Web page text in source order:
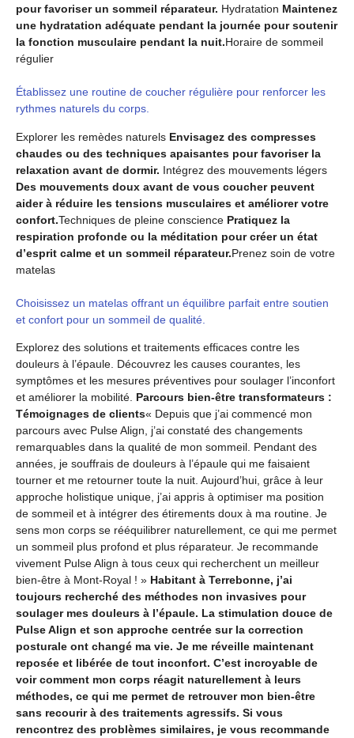
pour favoriser un sommeil réparateur. Hydratation Maintenez
une hydratation adéquate pendant la journée pour soutenir
la fonction musculaire pendant la nuit.Horaire de sommeil
régulier
Établissez une routine de coucher régulière pour renforcer les
rythmes naturels du corps.
Explorer les remèdes naturels Envisagez des compresses
chaudes ou des techniques apaisantes pour favoriser la
relaxation avant de dormir. Intégrez des mouvements légers
Des mouvements doux avant de vous coucher peuvent
aider à réduire les tensions musculaires et améliorer votre
confort.Techniques de pleine conscience Pratiquez la
respiration profonde ou la méditation pour créer un état
d’esprit calme et un sommeil réparateur.Prenez soin de votre
matelas
Choisissez un matelas offrant un équilibre parfait entre soutien
et confort pour un sommeil de qualité.
Explorez des solutions et traitements efficaces contre les
douleurs à l’épaule. Découvrez les causes courantes, les
symptômes et les mesures préventives pour soulager l’inconfort
et améliorer la mobilité. Parcours bien-être transformateurs :
Témoignages de clients« Depuis que j’ai commencé mon
parcours avec Pulse Align, j’ai constaté des changements
remarquables dans la qualité de mon sommeil. Pendant des
années, je souffrais de douleurs à l’épaule qui me faisaient
tourner et me retourner toute la nuit. Aujourd’hui, grâce à leur
approche holistique unique, j’ai appris à optimiser ma position
de sommeil et à intégrer des étirements doux à ma routine. Je
sens mon corps se rééquilibrer naturellement, ce qui me permet
un sommeil plus profond et plus réparateur. Je recommande
vivement Pulse Align à tous ceux qui recherchent un meilleur
bien-être à Mont-Royal ! » Habitant à Terrebonne, j’ai
toujours recherché des méthodes non invasives pour
soulager mes douleurs à l’épaule. La stimulation douce de
Pulse Align et son approche centrée sur la correction
posturale ont changé ma vie. Je me réveille maintenant
reposée et libérée de tout inconfort. C’est incroyable de
voir comment mon corps réagit naturellement à leurs
méthodes, ce qui me permet de retrouver mon bien-être
sans recourir à des traitements agressifs. Si vous
rencontrez des problèmes similaires, je vous recommande